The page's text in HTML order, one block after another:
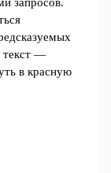
текст ―
в красную